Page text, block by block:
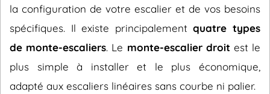
la configuration de votre escalier et de vos besoins
spécifiques. Il existe principalementquatre types
de monte-escaliers. Le monte-escalier droit est le
plus simple à installer et le plus économique,
adapté aux escaliers linéaires sans courbe ni palier.